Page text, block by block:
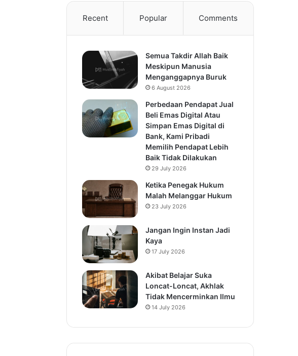
Recent Popular Comments
Semua Takdir Allah Baik
Meskipun Manusia
Menganggapnya Buruk
6 August 2026
Perbedaan Pendapat Jual
Beli Emas Digital Atau
Simpan Emas Digital di
Bank, Kami Pribadi
Memilih Pendapat Lebih
Baik Tidak Dilakukan
29 July 2026
Ketika Penegak Hukum
Malah Melanggar Hukum
23 July 2026
Jangan Ingin Instan Jadi
Kaya
17 July 2026
Akibat Belajar Suka
Loncat-Loncat, Akhlak
Tidak Mencerminkan Ilmu
14 July 2026